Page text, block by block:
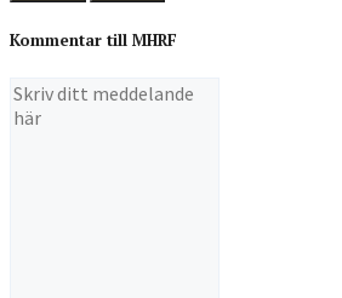
Kommentar till MHRF